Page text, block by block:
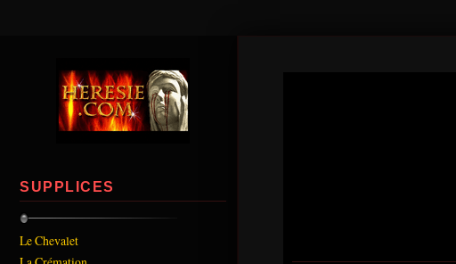
SUPPLICES
Le Chevalet